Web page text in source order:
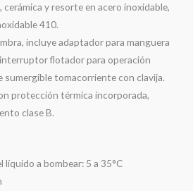
cerámica y resorte en acero inoxidable,
410.
incluye adaptador para manguera
flotador para operación
sumergible tomacorriente con clavija.
protección térmica incorporada,
clase B.
a bombear: 5 a 35°C